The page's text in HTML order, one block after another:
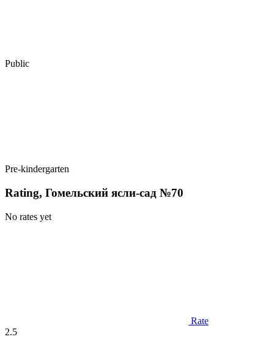
Public
Pre-kindergarten
Rating, Гомельский ясли-сад №70
No rates yet
Rate
2.5